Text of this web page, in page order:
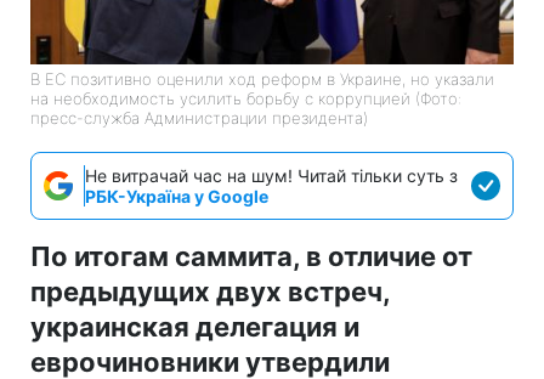
В ЕС позитивно оценили ход реформ в Украине, но указали
на необходимость усилить борьбу с коррупцией (Фото:
пресс-служба Администрации президента)
Не витрачай час на шум! Читай тільки суть з
РБК-Україна у Google
По итогам саммита, в отличие от
предыдущих двух встреч,
украинская делегация и
еврочиновники утвердили